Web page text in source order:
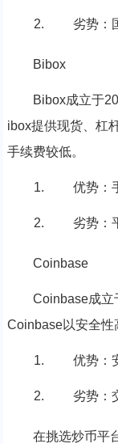
劣势：
Bibox
Bibox成立于
ibox提供现货、杠
手续费较低。
优势：
劣势：
Coinbase
Coinbase成立
Coinbase以安全性
优势：
劣势：
在挑选炒币平